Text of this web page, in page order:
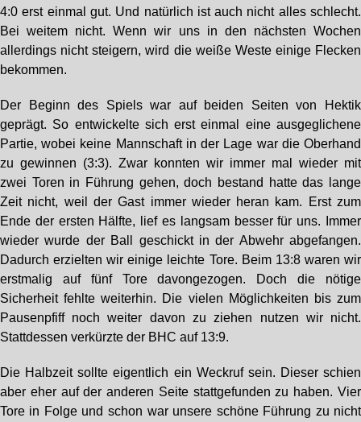
4:0 erst einmal gut. Und natürlich ist auch nicht alles schlecht.
Bei weitem nicht. Wenn wir uns in den nächsten Wochen
allerdings nicht steigern, wird die weiße Weste einige Flecken
bekommen.
Der Beginn des Spiels war auf beiden Seiten von Hektik
geprägt. So entwickelte sich erst einmal eine ausgeglichene
Partie, wobei keine Mannschaft in der Lage war die Oberhand
zu gewinnen (3:3). Zwar konnten wir immer mal wieder mit
zwei Toren in Führung gehen, doch bestand hatte das lange
Zeit nicht, weil der Gast immer wieder heran kam. Erst zum
Ende der ersten Hälfte, lief es langsam besser für uns. Immer
wieder wurde der Ball geschickt in der Abwehr abgefangen.
Dadurch erzielten wir einige leichte Tore. Beim 13:8 waren wir
erstmalig auf fünf Tore davongezogen. Doch die nötige
Sicherheit fehlte weiterhin. Die vielen Möglichkeiten bis zum
Pausenpfiff noch weiter davon zu ziehen nutzen wir nicht.
Stattdessen verkürzte der BHC auf 13:9.
Die Halbzeit sollte eigentlich ein Weckruf sein. Dieser schien
aber eher auf der anderen Seite stattgefunden zu haben. Vier
Tore in Folge und schon war unsere schöne Führung zu nicht